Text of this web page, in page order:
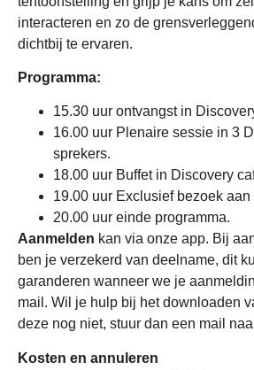
interacteren en zo de
dichtbij te ervaren.
Programma:
15.30 uur ontvangst in
16.00 uur Plenaire sessie in 3
sprekers.
18.00 uur Buffet in Discovery
19.00 uur Exclusief bezoek
20.00 uur einde programma.
Aanmelden kan via onze app. Bij
ben je verzekerd van deelname, dit
garanderen wanneer we je
mail. Wil je hulp bij het downloaden
deze nog niet, stuur dan een mail
Kosten en annuleren